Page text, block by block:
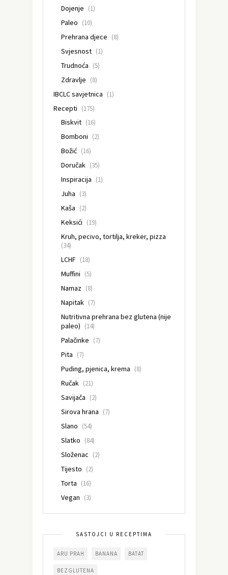
Dojenje (1)
Paleo (10)
Prehrana djece (8)
Svjesnost (1)
Trudnoća (5)
Zdravlje (8)
IBCLC savjetnica (1)
Recepti (175)
Biskvit (16)
Bomboni (2)
Božić (16)
Doručak (35)
Inspiracija (1)
Juha (3)
Kaša (2)
Keksići (19)
Kruh, pecivo, tortilja, kreker, pizza
(34)
LCHF (18)
Muffini (5)
Namaz (8)
Napitak (7)
Nutritivna prehrana bez glutena (nije
paleo) (14)
Palačinke (7)
Pita (7)
Puding, pjenica, krema (8)
Ručak (21)
Savijača (2)
Sirova hrana (7)
Slano (54)
Slatko (84)
Složenac (2)
Tijesto (2)
Torta (16)
Vegan (3)
SASTOJCI U RECEPTIMA
ARU PRAH BANANA BATAT
BEZGLUTENA